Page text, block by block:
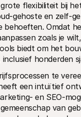
flexibiliteit bij
gehoste en zelf-
behoeften. Omdat
zoals je
biedt om het
honderden
te
een intuïtief
en SEO-
van